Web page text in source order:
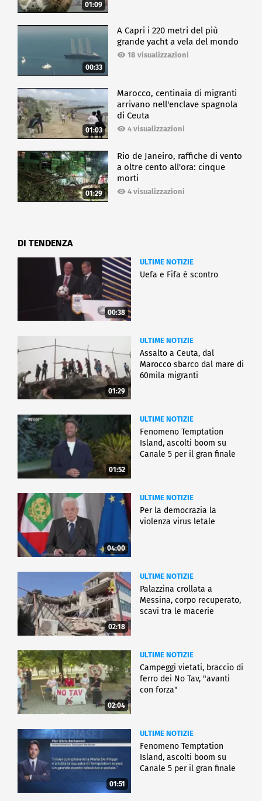
01:09
00:33
A Capri i 220 metri del più
grande yacht a vela del mondo
18 visualizzazioni
01:03
Marocco, centinaia di migranti
arrivano nell'enclave spagnola
di Ceuta
4 visualizzazioni
01:29
Rio de Janeiro, raffiche di vento
a oltre cento all'ora: cinque
morti
4 visualizzazioni
DI TENDENZA
00:38
ULTIME NOTIZIE
Uefa e Fifa è scontro
01:29
ULTIME NOTIZIE
Assalto a Ceuta, dal
Marocco sbarco dal mare di
60mila migranti
01:52
ULTIME NOTIZIE
Fenomeno Temptation
Island, ascolti boom su
Canale 5 per il gran finale
04:00
ULTIME NOTIZIE
Per la democrazia la
violenza virus letale
02:18
ULTIME NOTIZIE
Palazzina crollata a
Messina, corpo recuperato,
scavi tra le macerie
02:04
ULTIME NOTIZIE
Campeggi vietati, braccio di
ferro dei No Tav, "avanti
con forza"
01:51
ULTIME NOTIZIE
Fenomeno Temptation
Island, ascolti boom su
Canale 5 per il gran finale